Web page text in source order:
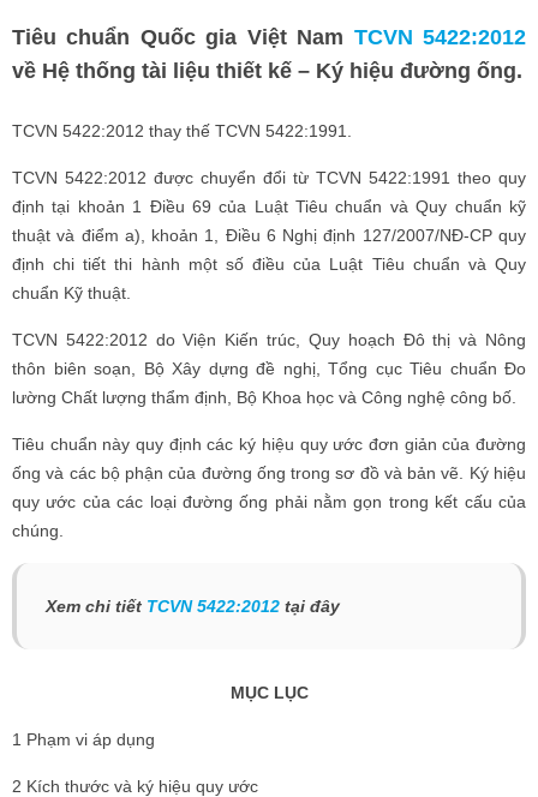
Tiêu chuẩn Quốc gia Việt Nam TCVN 5422:2012
về Hệ thống tài liệu thiết kế – Ký hiệu đường ống.
TCVN 5422:2012 thay thế TCVN 5422:1991.
TCVN 5422:2012 được chuyển đổi từ TCVN 5422:1991 theo quy
định tại khoản 1 Điều 69 của Luật Tiêu chuẩn và Quy chuẩn kỹ
thuật và điểm a), khoản 1, Điều 6 Nghị định 127/2007/NĐ-CP quy
định chi tiết thi hành một số điều của Luật Tiêu chuẩn và Quy
chuẩn Kỹ thuật.
TCVN 5422:2012 do Viện Kiến trúc, Quy hoạch Đô thị và Nông
thôn biên soạn, Bộ Xây dựng đề nghị, Tổng cục Tiêu chuẩn Đo
lường Chất lượng thẩm định, Bộ Khoa học và Công nghệ công bố.
Tiêu chuẩn này quy định các ký hiệu quy ước đơn giản của đường
ống và các bộ phận của đường ống trong sơ đồ và bản vẽ. Ký hiệu
quy ước của các loại đường ống phải nằm gọn trong kết cấu của
chúng.
Xem chi tiết TCVN 5422:2012 tại đây
MỤC LỤC
1 Phạm vi áp dụng
2 Kích thước và ký hiệu quy ước